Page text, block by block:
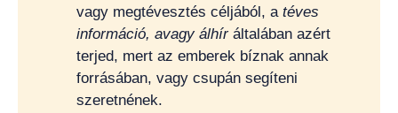
vagy megtévesztés céljából, atéves
információ, avagy álhíráltalában azért
terjed, mert az emberek bíznak annak
forrásában, vagy csupán segíteni
szeretnének.